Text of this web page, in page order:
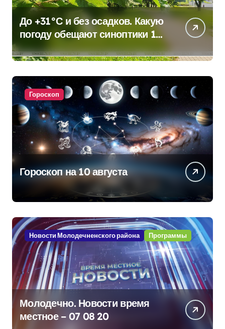
До +31°С и без осадков. Какую
погоду обещают синоптики 10
августа
Гороскоп
Гороскоп на 10 августа
Новости Молодечненского района Программы
Молодечно. Новости время
местное – 07 08 20